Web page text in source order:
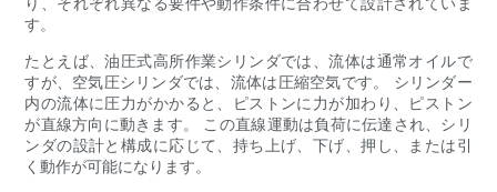
す。
たとえば、油圧式高所作業シリンダでは、流体は通常オイルで
すが、空気圧シリンダでは、流体は圧縮空気です。 シリンダー
内の流体に圧力がかかると、ピストンに力が加わり、ピストン
が直線方向に動きます。 この直線運動は負荷に伝達され、シリ
ンダの設計と構成に応じて、持ち上げ、下げ、押し、または引
く動作が可能になります。